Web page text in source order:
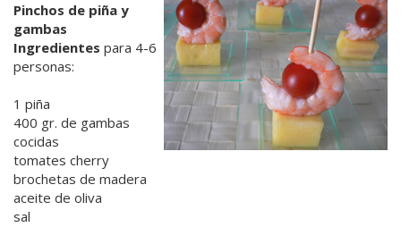
Pinchos de piña y
gambas
Ingredientes para 4-6
personas:
1 piña
400 gr. de gambas
cocidas
tomates cherry
brochetas de madera
aceite de oliva
sal